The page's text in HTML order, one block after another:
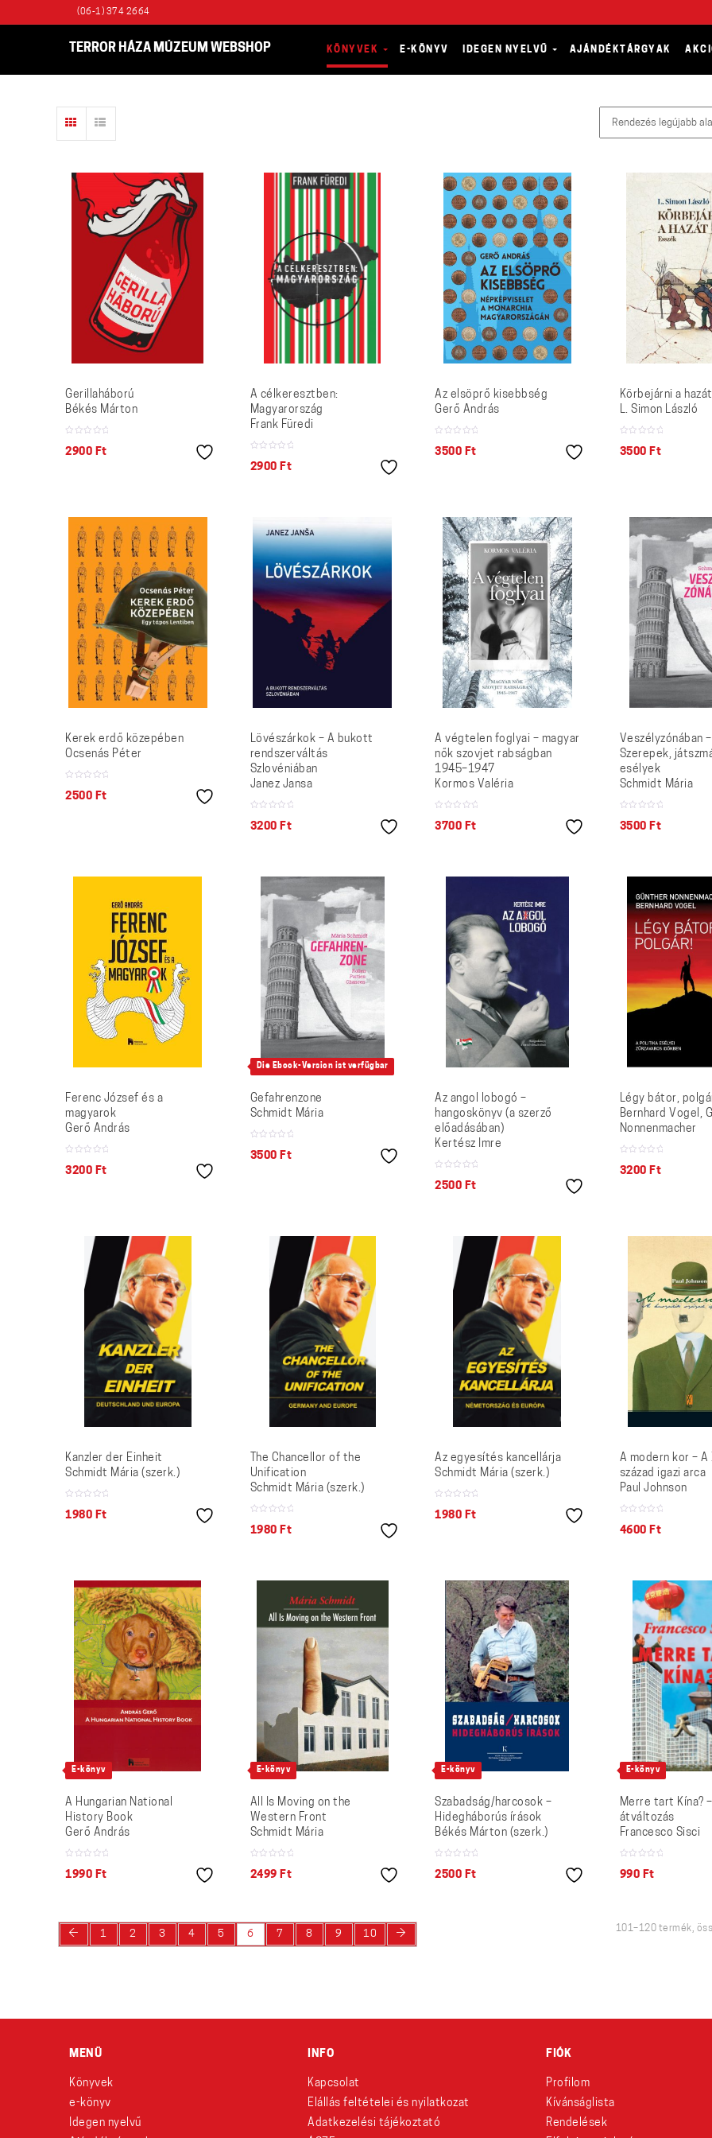
(06-1) 374 2664
TERROR HÁZA MÚZEUM WEBSHOP KÖNYVEK E-KÖNYV IDEGEN NYELVŰ AJÁNDÉKTÁRGYAK
Gerillaháború
Békés Márton
2900 Ft
A célkeresztben:
Magyarország
Frank Füredi
2900 Ft
Az elsöprő kisebbség
Gerő András
3500 Ft
Körbejárni a hazát
L. Simon László
3500 Ft
Kerek erdő közepében
Ocsenás Péter
2500 Ft
Lövészárkok – A bukott
rendszerváltás
Szlovéniában
Janez Jansa
3200 Ft
A végtelen foglyai – magyar
nők szovjet rabságban
1945–1947
Kormos Valéria
3700 Ft
Veszélyzónában –
Szerepek,
esélyek
Schmidt Mária
3500 Ft
Ferenc József és a
magyarok
Gerő András
3200 Ft
Die Ebook-Version ist verfügbar
Gefahrenzone
Schmidt Mária
3500 Ft
Az angol lobogó –
hangoskönyv (a szerző
előadásában)
Kertész Imre
2500 Ft
Légy bátor,
Bernhard Vogel,
Nonnenmacher
3200 Ft
Kanzler der Einheit
Schmidt Mária (szerk.)
1980 Ft
The Chancellor of the
Unification
Schmidt Mária (szerk.)
1980 Ft
Az egyesítés kancellárja
Schmidt Mária (szerk.)
1980 Ft
A modern kor – A
század igazi arca
Paul Johnson
4600 Ft
E-könyv
A Hungarian National
History Book
Gerő András
1990 Ft
E-könyv
All Is Moving on the
Western Front
Schmidt Mária
2499 Ft
E-könyv
Szabadság/harcosok –
Hidegháborús írások
Békés Márton (szerk.)
2500 Ft
E-könyv
Merre tart Kína?
átváltozás
Francesco Sisci
990 Ft
← 1 2 3 4 5 6 7 8 9 10 → 101–120 termék,
MENÜ
Könyvek
e-könyv
Idegen nyelvű
INFO
Kapcsolat
Elállás feltételei és nyilatkozat
Adatkezelési tájékoztató
FIÓK
Profilom
Kívánságlista
Rendelések